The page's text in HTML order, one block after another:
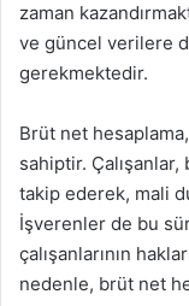
zaman
ve güncel verilere
gerekmektedir.
Brüt net
sahiptir.
takip ederek, mali
İşverenler de bu
çalışanlarının
nedenle, brüt net